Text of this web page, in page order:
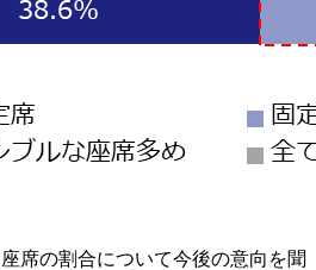
席の割合について今後の意向を聞